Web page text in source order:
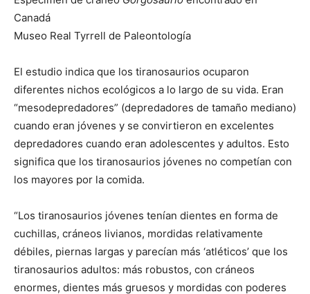
Canadá
Museo Real Tyrrell de Paleontología
El estudio indica que los tiranosaurios ocuparon
diferentes nichos ecológicos a lo largo de su vida. Eran
“mesodepredadores” (depredadores de tamaño mediano)
cuando eran jóvenes y se convirtieron en excelentes
depredadores cuando eran adolescentes y adultos. Esto
significa que los tiranosaurios jóvenes no competían con
los mayores por la comida.
“Los tiranosaurios jóvenes tenían dientes en forma de
cuchillas, cráneos livianos, mordidas relativamente
débiles, piernas largas y parecían más ‘atléticos’ que los
tiranosaurios adultos: más robustos, con cráneos
enormes, dientes más gruesos y mordidas con poderes